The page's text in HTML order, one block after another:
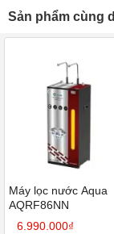
Sản phẩm cùng
Máy lọc nước Aqua
AQRF86NN
6.990.000₫